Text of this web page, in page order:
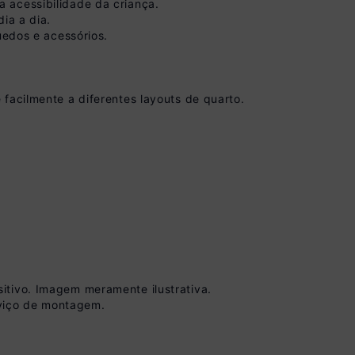
no Boleto
acessibilidade da criança.
a dia.
e acessórios.
a diferentes layouts de quarto.
Imagem meramente ilustrativa.
de montagem.